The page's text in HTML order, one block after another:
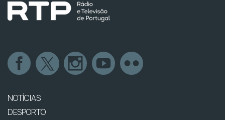
NOTÍCIAS
DESPORTO